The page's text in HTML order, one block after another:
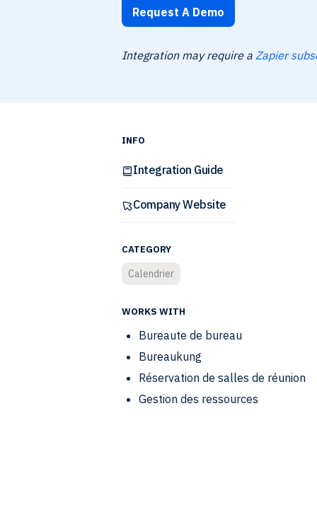
Request A Demo
Integration may require a Zapier
INFO
Integration Guide
Company Website
CATEGORY
Calendrier
WORKS WITH
Bureaute de bureau
Bureaukung
Réservation de salles de réunion
Gestion des ressources